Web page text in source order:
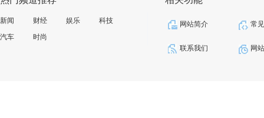
新闻 财经 娱乐
科技
汽车
时尚
网站简介 常
联系我们 网